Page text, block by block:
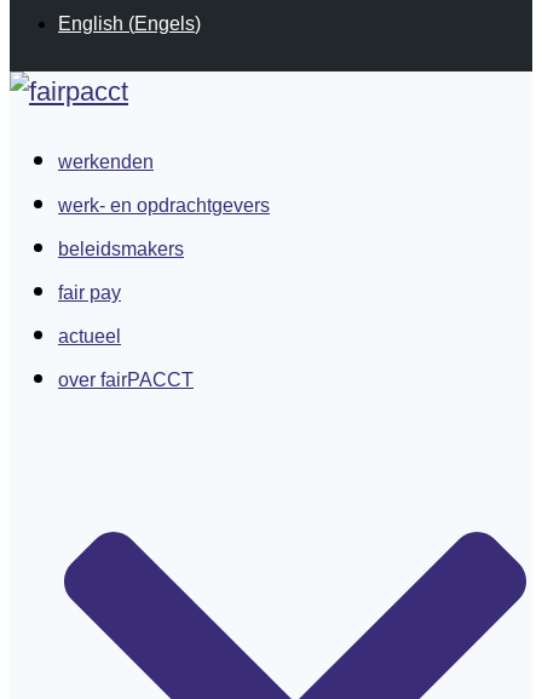
English (Engels)
werkenden
werk- en opdrachtgevers
beleidsmakers
fair pay
actueel
over fairPACCT